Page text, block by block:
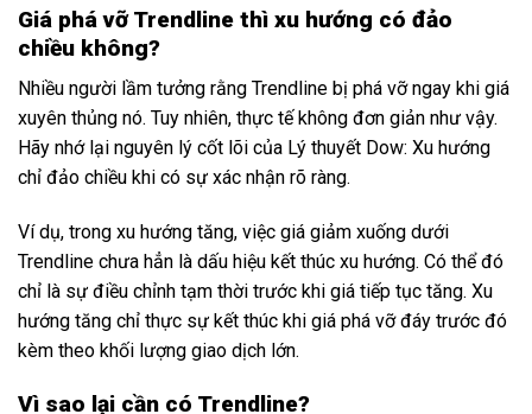
Giá phá vỡ Trendline thì xu hướng có đảo
chiều không?
Nhiều người lầm tưởng rằng Trendline bị phá vỡ ngay khi giá
xuyên thủng nó. Tuy nhiên, thực tế không đơn giản như vậy.
Hãy nhớ lại nguyên lý cốt lõi của Lý thuyết Dow: Xu hướng
chỉ đảo chiều khi có sự xác nhận rõ ràng.
Ví dụ, trong xu hướng tăng, việc giá giảm xuống dưới
Trendline chưa hẳn là dấu hiệu kết thúc xu hướng. Có thể đó
chỉ là sự điều chỉnh tạm thời trước khi giá tiếp tục tăng. Xu
hướng tăng chỉ thực sự kết thúc khi giá phá vỡ đáy trước đó
kèm theo khối lượng giao dịch lớn.
Vì sao lại cần có Trendline?